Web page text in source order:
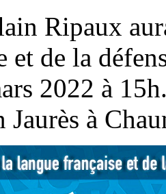
Ripaux
et de la
2022 à
Jaurès à